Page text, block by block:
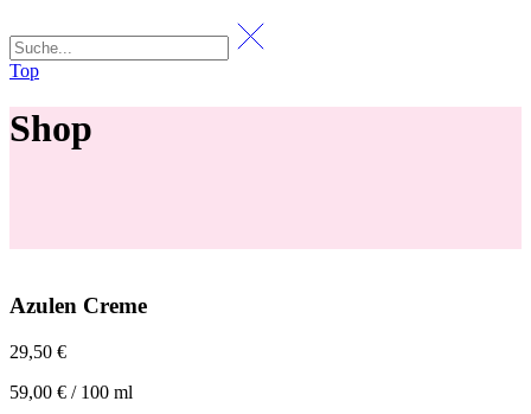
Top
Shop
Azulen Creme
29,50 €
59,00 € / 100 ml